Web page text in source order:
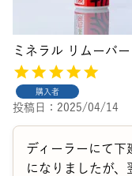
ミネラル リムーバー
購入者
投稿日 2025/04/14
ディーラーにて下
になりましたが、